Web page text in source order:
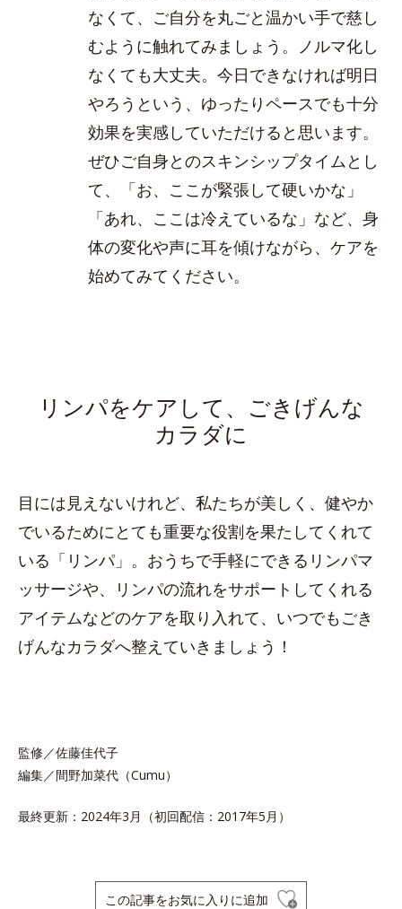
なくて、ご自分を丸ごと温かい手で慈し
むように触れてみましょう。ノルマ化し
なくても大丈夫。今日できなければ明日
やろうという、ゆったりペースでも十分
効果を実感していただけると思います。
ぜひご自身とのスキンシップタイムとし
て、「お、ここが緊張して硬いかな」
「あれ、ここは冷えているな」など、身
体の変化や声に耳を傾けながら、ケアを
始めてみてください。
リンパをケアして、ごきげんな
カラダに
目には見えないけれど、私たちが美しく、健やか
でいるためにとても重要な役割を果たしてくれて
いる「リンパ」。おうちで手軽にできるリンパマ
ッサージや、リンパの流れをサポートしてくれる
アイテムなどのケアを取り入れて、いつでもごき
げんなカラダへ整えていきましょう！
監修／佐藤佳代子
編集／間野加菜代（Cumu）
最終更新：2024年3月（初回配信：2017年5月）
この記事をお気に入りに追加